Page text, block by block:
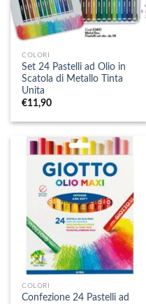
COLORI
Set 24 Pastelli ad Olio in
Scatola di Metallo Tinta
Unita
€11,90
COLORI
Confezione 24 Pastelli ad